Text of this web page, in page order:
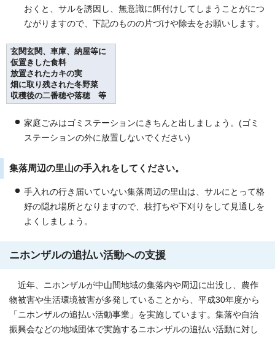
おくと、サルを誘因し、無意識に餌付けしてしまうことがにつ
ながりますので、下記のものの片づけや除去をお願いします。
玄関玄関、車庫、納屋等に
仮置きした食料
放置されたカキの実
畑に取り残された冬野菜
収穫後の二番穂や落穂 等
家庭ごみはゴミステーションにきちんと出しましょう。(ゴミ
ステーションの外に放置しないでください)
集落周辺の里山の手入れをしてください。
手入れの行き届いていない集落周辺の里山は、サルにとって格
好の隠れ場所となりますので、枝打ちや下刈りをして見通しを
よくしましょう。
ニホンザルの追払い活動への支援
近年、ニホンザルが中山間地域の集落内や周辺に出没し、農作
物被害や生活環境被害が多発していることから、平成30年度から
「ニホンザルの追払い活動事業」を実施しています。集落や自治
振興会などの地域団体で実施するニホンザルの追払い活動に対し